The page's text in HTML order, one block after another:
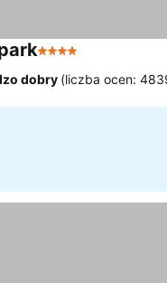
4 Kategoria
dobry (liczba ocen: